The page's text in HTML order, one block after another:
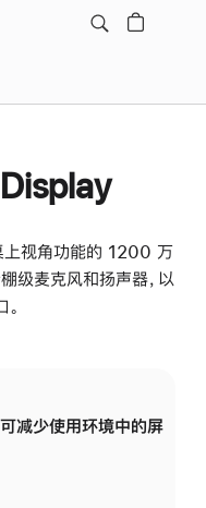
上视角功能的 1200 万
级麦克风和扬声器，以
减少使用环境中的屏